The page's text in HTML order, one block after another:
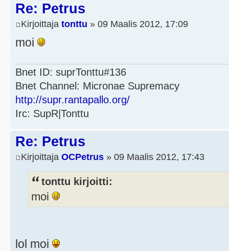
Re: Petrus
Kirjoittaja tonttu » 09 Maalis 2012, 17:09
moi
Bnet ID: suprTonttu#136
Bnet Channel: Micronae Supremacy
http://supr.rantapallo.org/
Irc: SupR|Tonttu
Re: Petrus
Kirjoittaja OCPetrus » 09 Maalis 2012, 17:43
tonttu kirjoitti:
moi
lol moi